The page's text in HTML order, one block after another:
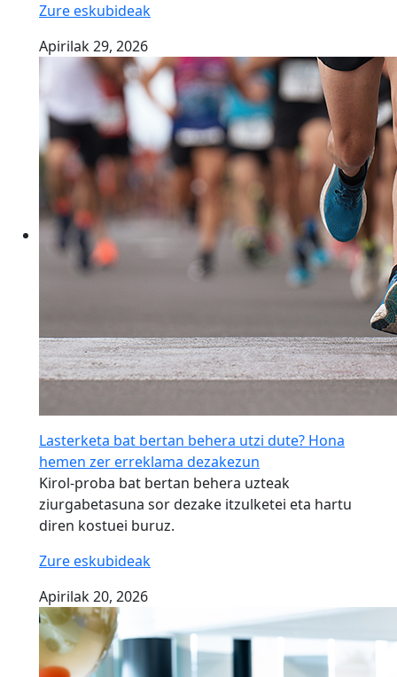
Zure eskubideak
Apirilak 29, 2026
Lasterketa bat bertan behera utzi dute? Hona
hemen zer erreklama dezakezun
Kirol-proba bat bertan behera uzteak
ziurgabetasuna sor dezake itzulketei eta hartu
diren kostuei buruz.
Zure eskubideak
Apirilak 20, 2026